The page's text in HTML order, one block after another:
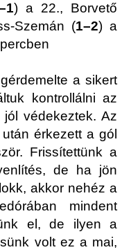
) a 22., Borvető
Szemán (1–2) a
a sikert
kontrollálni az
védekeztek. Az
érkezett a gól
Frissítettünk a
de ha jön
akkor nehéz a
mindent
el, de ilyen a
volt ez a mai,